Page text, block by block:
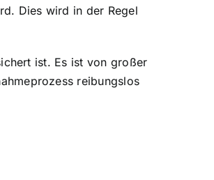
Dies wird in der Regel
ist. Es ist von großer
reibungslos